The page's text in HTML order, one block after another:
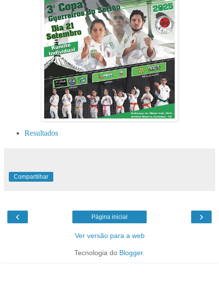
Resultados
Compartilhar
‹ ›
Página inicial
Ver versão para a web
Tecnologia do Blogger.